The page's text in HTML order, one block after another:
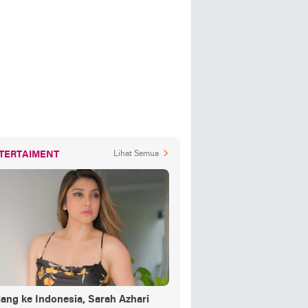
Lihat Semua
ke Indonesia, Sarah Azhari